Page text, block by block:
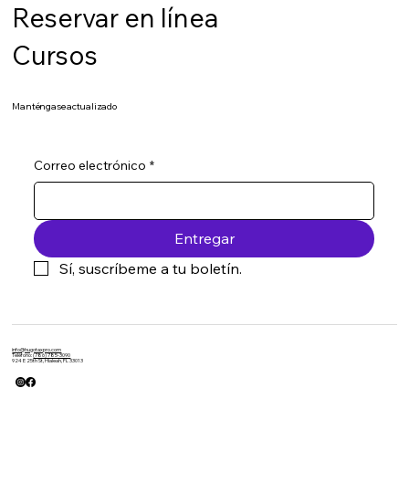
Reservar en línea
Cursos
Manténgase actualizado
Correo electrónico *
Entregar
Sí, suscríbeme a tu boletín.
info@hugotaxpro.com
Teléfono:(786) 785-3090
924 E 25th St, Hialeah, FL 33013